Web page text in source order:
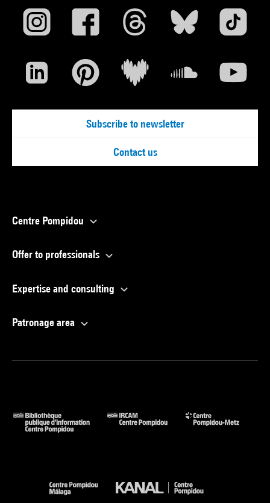
Subscribe to newsletter
Contact us
Centre Pompidou
Offer to professionals
Expertise and consulting
Patronage area